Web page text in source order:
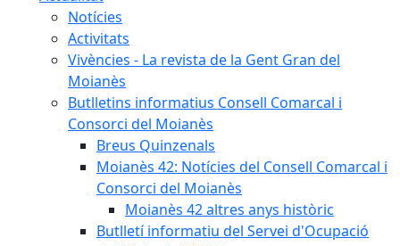
Notícies
Activitats
Vivències - La revista de la Gent Gran del
Moianès
Butlletins informatius Consell Comarcal i
Consorci del Moianès
Breus Quinzenals
Moianès 42: Notícies del Consell Comarcal i
Consorci del Moianès
Moianès 42 altres anys històric
Butlletí informatiu del Servei d'Ocupació